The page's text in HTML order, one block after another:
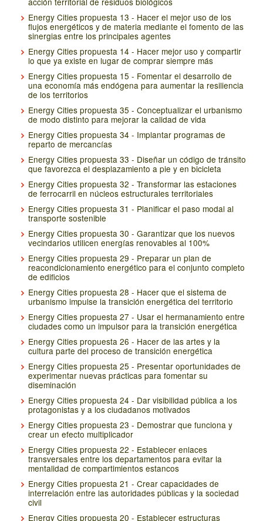
Energy Cities propuesta 13 - Hacer el mejor uso de los
flujos energéticos y de materia mediante el fomento de las
sinergias entre los principales agentes
Energy Cities propuesta 14 - Hacer mejor uso y compartir
lo que ya existe en lugar de comprar siempre más
Energy Cities propuesta 15 - Fomentar el desarrollo de
una economía más endógena para aumentar la resiliencia
de los territorios
Energy Cities propuesta 35 - Conceptualizar el urbanismo
de modo distinto para mejorar la calidad de vida
Energy Cities propuesta 34 - Implantar programas de
reparto de mercancías
Energy Cities propuesta 33 - Diseñar un código de tránsito
que favorezca el desplazamiento a pie y en bicicleta
Energy Cities propuesta 32 - Transformar las estaciones
de ferrocarril en núcleos estructurales territoriales
Energy Cities propuesta 31 - Planificar el paso modal al
transporte sostenible
Energy Cities propuesta 30 - Garantizar que los nuevos
vecindarios utilicen energías renovables al 100%
Energy Cities propuesta 29 - Preparar un plan de
reacondicionamiento energético para el conjunto completo
de edificios
Energy Cities propuesta 28 - Hacer que el sistema de
urbanismo impulse la transición energética del territorio
Energy Cities propuesta 27 - Usar el hermanamiento entre
ciudades como un impulsor para la transición energética
Energy Cities propuesta 26 - Hacer de las artes y la
cultura parte del proceso de transición energética
Energy Cities propuesta 25 - Presentar oportunidades de
experimentar nuevas prácticas para fomentar su
diseminación
Energy Cities propuesta 24 - Dar visibilidad pública a los
protagonistas y a los ciudadanos motivados
Energy Cities propuesta 23 - Demostrar que funciona y
crear un efecto multiplicador
Energy Cities propuesta 22 - Establecer enlaces
transversales entre los departamentos para evitar la
mentalidad de compartimientos estancos
Energy Cities propuesta 21 - Crear capacidades de
interrelación entre las autoridades públicas y la sociedad
civil
Energy Cities propuesta 20 - Establecer estructuras